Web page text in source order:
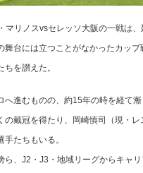
リノスvsセレッソ大阪の一戦は
台には立つことがなかったカッ
を讃えた。
進むものの、約15年の時を経て
戴冠を得たり、岡崎慎司（現・
たちもいる。
、J2・J3・地域リーグからキャ